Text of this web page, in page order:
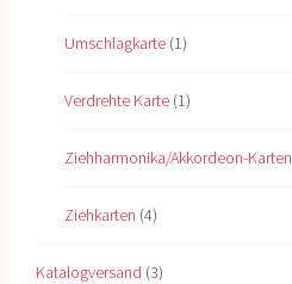
Umschlagkarte (1)
Verdrehte Karte (1)
Ziehharmonika/Akkordeon-Karten
Ziehkarten (4)
Katalogversand (3)